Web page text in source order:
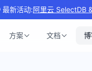
最新活动:阿里云 SelectDB
方案 文档